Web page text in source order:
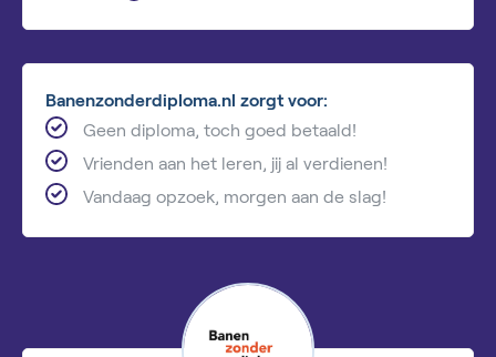
Banenzonderdiploma.nl zorgt voor:
Geen diploma, toch goed betaald!
Vrienden aan het leren, jij al verdienen!
Vandaag opzoek, morgen aan de slag!